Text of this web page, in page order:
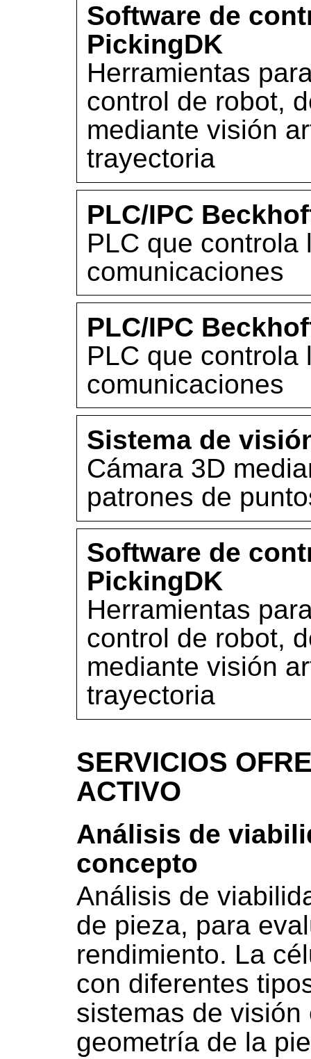
Software de
PickingDK
Herramientas
control de robot,
mediante visión
trayectoria
PLC/IPC
PLC que controla
comunicaciones
PLC/IPC
PLC que controla
comunicaciones
Sistema de
Cámara 3D
patrones de
Software de
PickingDK
Herramientas
control de robot,
mediante visión
trayectoria
SERVICIOS
ACTIVO
Análisis de
concepto
Análisis de
de pieza, para
rendimiento. La
con diferentes
sistemas de
geometría de la